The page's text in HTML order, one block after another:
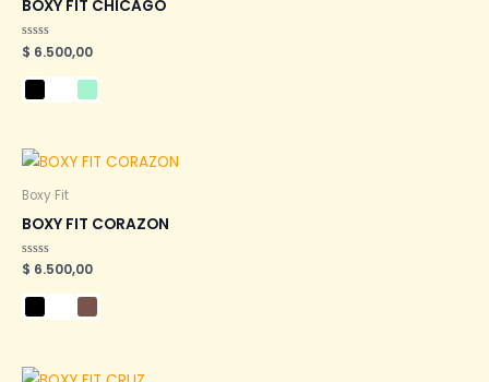
BOXY FIT CHICAGO
Valorado
en
0
de
5
$ 6.500,00
Boxy Fit
BOXY FIT CORAZON
Valorado
en
0
de
5
$ 6.500,00